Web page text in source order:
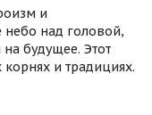
и
над головой,
будущее. Этот
и традициях.